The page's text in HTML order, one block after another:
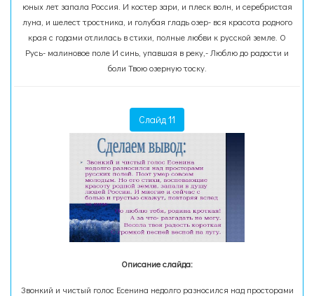
юных лет запала Россия. И костер зари, и плеск волн, и серебристая
луна, и шелест тростника, и голубая гладь озер- вся красота родного
края с годами отлилась в стихи, полные любви к русской земле. О
Русь- малиновое поле И синь, упавшая в реку,- Люблю до радости и
боли Твою озерную тоску.
Слайд 11
Описание слайда:
Звонкий и чистый голос Есенина недолго разносился над просторами